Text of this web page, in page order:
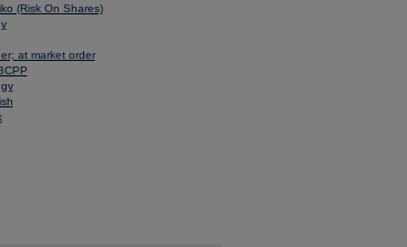
(Risk On Shares)
at market order